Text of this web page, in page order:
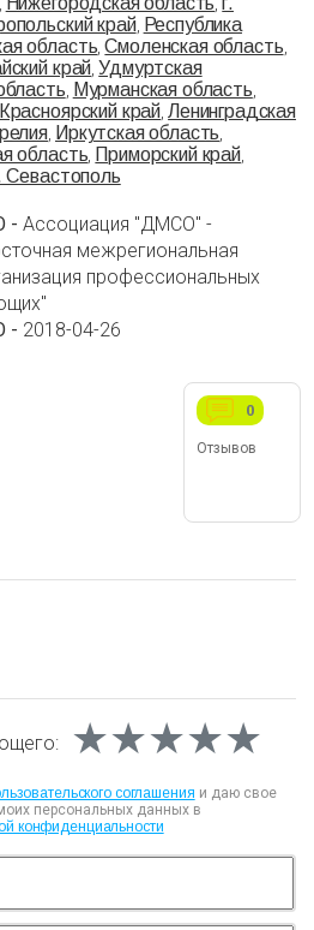
, ,
край, Республика
область,Смоленская область,
край, Удмуртская
, Мурманская область,
Красноярский край,Ленинградская
, Иркутская область,
область, Приморский край,
Севастополь
- Ассоциация "ДМСО" -
межрегиональная
профессиональных
- 2018-04-26
Отзывов
0
★★★★★
★★★★★
★★★★★
соглашения и даю свое
персональных данных в
конфиденциальности